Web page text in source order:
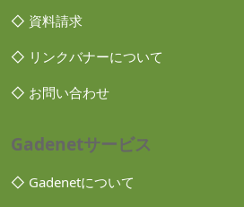
◇ 資料請求
◇ リンクバナーについて
◇ お問い合わせ
Gadenetサービス
◇ Gadenetについて